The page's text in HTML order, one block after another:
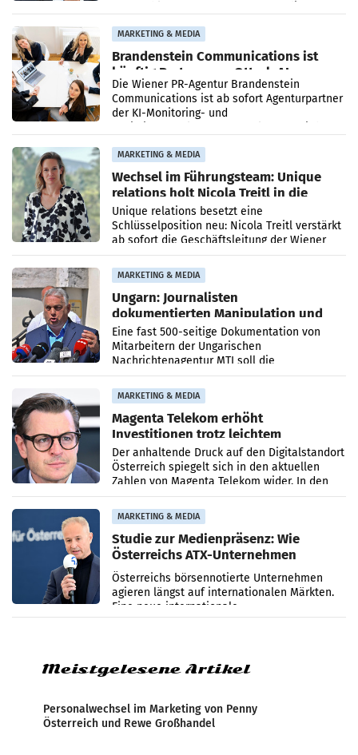
MARKETING & MEDIA
Brandenstein Communications ist
künftig Partner von OtterlyAI
Die Wiener PR-Agentur Brandenstein
Communications ist ab sofort Agenturpartner
der KI-Monitoring- und
MARKETING & MEDIA
Wechsel im Führungsteam: Unique
relations holt Nicola Treitl in die
Geschäftsleitung
Unique relations besetzt eine
Schlüsselposition neu: Nicola Treitl verstärkt
ab sofort die Geschäftsleitung der Wiener
PR-Agentur an der Seite von Josef Kalina und
Anna Kalina-Mahr.
MARKETING & MEDIA
Ungarn: Journalisten
dokumentierten Manipulation und
Zensur
Eine fast 500-seitige Dokumentation von
Mitarbeitern der Ungarischen
Nachrichtenagentur MTI soll die
systematische Nachrichten-Manipulation und
Zensur bei der Agentur während der Zeit
MARKETING & MEDIA
Magenta Telekom erhöht
Investitionen trotz leichtem
Umsatzrückgang
Der anhaltende Druck auf den Digitalstandort
Österreich spiegelt sich in den aktuellen
Zahlen von Magenta Telekom wider. In den
ersten sechs Monaten des laufenden Jahres
verzeichnete
MARKETING & MEDIA
Studie zur Medienpräsenz: Wie
Österreichs ATX-Unternehmen
international wahrgenommen
werden
Österreichs börsennotierte Unternehmen
agieren längst auf internationalen Märkten.
Eine neue internationale
Medienresonanzanalyse untersucht die
Meistgelesene Artikel
Personalwechsel im Marketing von Penny
Österreich und Rewe Großhandel